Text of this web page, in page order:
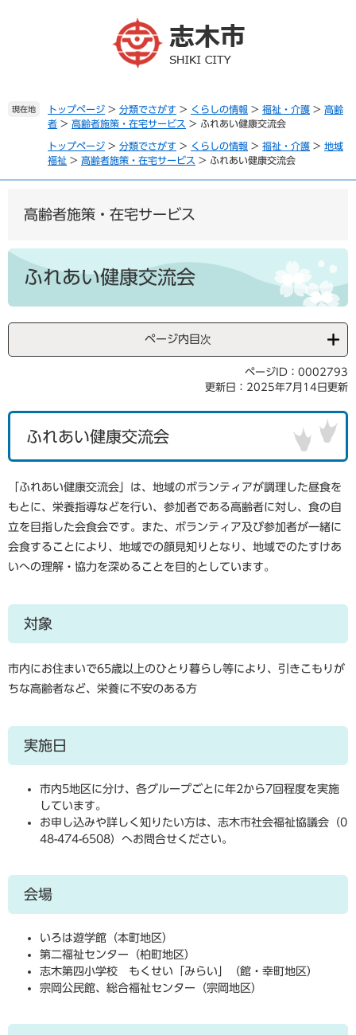
現在地 トップページ > 分類でさがす > くらしの情報 > 福祉・介護 > 高齢
者 > 高齢者施策・在宅サービス > ふれあい健康交流会
トップページ > 分類でさがす > くらしの情報 > 福祉・介護 > 地域
福祉 > 高齢者施策・在宅サービス > ふれあい健康交流会
高齢者施策・在宅サービス
本
ふれあい健康交流会
ページ内目次
ページID：0002793
更新日：2025年7月14日更新
ふれあい健康交流会
「ふれあい健康交流会」は、地域のボランティアが調理した昼食を
もとに、栄養指導などを行い、参加者である高齢者に対し、食の自
立を目指した会食会です。また、ボランティア及び参加者が一緒に
会食することにより、地域での顔見知りとなり、地域でのたすけあ
いへの理解・協力を深めることを目的としています。
対象
市内にお住まいで65歳以上のひとり暮らし等により、引きこもりが
ちな高齢者など、栄養に不安のある方
実施日
市内5地区に分け、各グループごとに年2から7回程度を実施
しています。
お申し込みや詳しく知りたい方は、志木市社会福祉協議会（0
48-474-6508）へお問合せください。
会場
いろは遊学館（本町地区）
第二福祉センター（柏町地区）
志木第四小学校 もくせい「みらい」（館・幸町地区）
宗岡公民館、総合福祉センター（宗岡地区）